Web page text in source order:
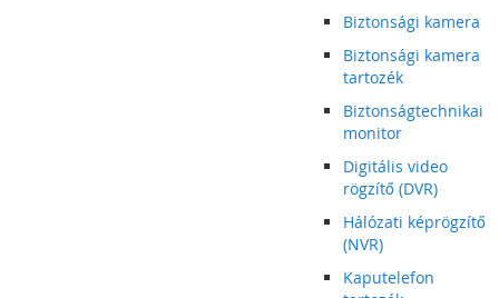
Biztonsági kamera
Biztonsági kamera
tartozék
Biztonságtechnikai
monitor
Digitális video
rögzítő (DVR)
Hálózati képrögzítő
(NVR)
Kaputelefon